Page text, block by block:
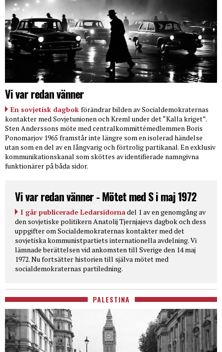
Vi var redan vänner
En sovjetisk dagbok förändrar bilden av Socialdemokraternas
kontakter med Sovjetunionen och Kreml under det “Kalla kriget”.
Sten Anderssons möte med centralkommittémedlemmen Boris
Ponomarjov 1965 framstår inte längre som en isolerad händelse
utan som en del av en långvarig och förtrolig partikanal. En exklusiv
kommunikationskanal som sköttes av identifierade namngivna
funktionärer på båda sidor.
Vi var redan vänner - Mötet med S i maj 1972
I går publicerade Ledarsidornadel 1 av en genomgång av
den sovjetiske politikern Anatolij Tjernjajevs dagbok och dess
uppgifter om Socialdemokraternas kontakter med det
sovjetiska kommunistpartiets internationella avdelning. Vi
lämnade berättelsen vid ankomsten till Sverige den 14 maj
1972. Nu fortsätter historien till själva mötet med
socialdemokraternas partiledning.
PALESTINA